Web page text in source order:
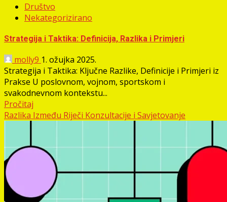
Društvo
Nekategorizirano
Strategija i Taktika: Definicija, Razlika i Primjeri
molly9 1. ožujka 2025.
Strategija i Taktika: Ključne Razlike, Definicije i Primjeri iz
Prakse U poslovnom, vojnom, sportskom i
svakodnevnom kontekstu...
Pročitaj
Razlika Između Riječi Konzultacije i Savjetovanje